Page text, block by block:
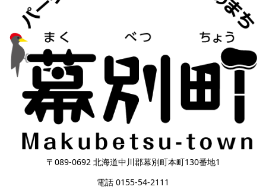
〒089-0692 北海道中川郡幕別町本町130番地1
電話 0155-54-2111